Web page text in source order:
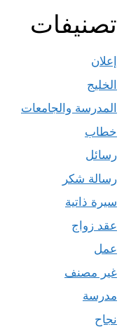
تصنيفات
إعلان
الخليج
المدرسة والجامعات
خطاب
رسائل
رسالة شكر
سيرة ذاتية
عقد زواج
عمل
غير مصنف
مدرسة
نجاح